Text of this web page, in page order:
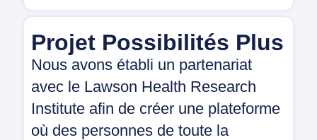
Projet Possibilités Plus
Nous avons établi un partenariat
avec le Lawson Health Research
Institute afin de créer une plateforme
où des personnes de toute la